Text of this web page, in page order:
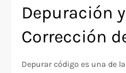
Depuración y
Corrección
Depurar código es una de